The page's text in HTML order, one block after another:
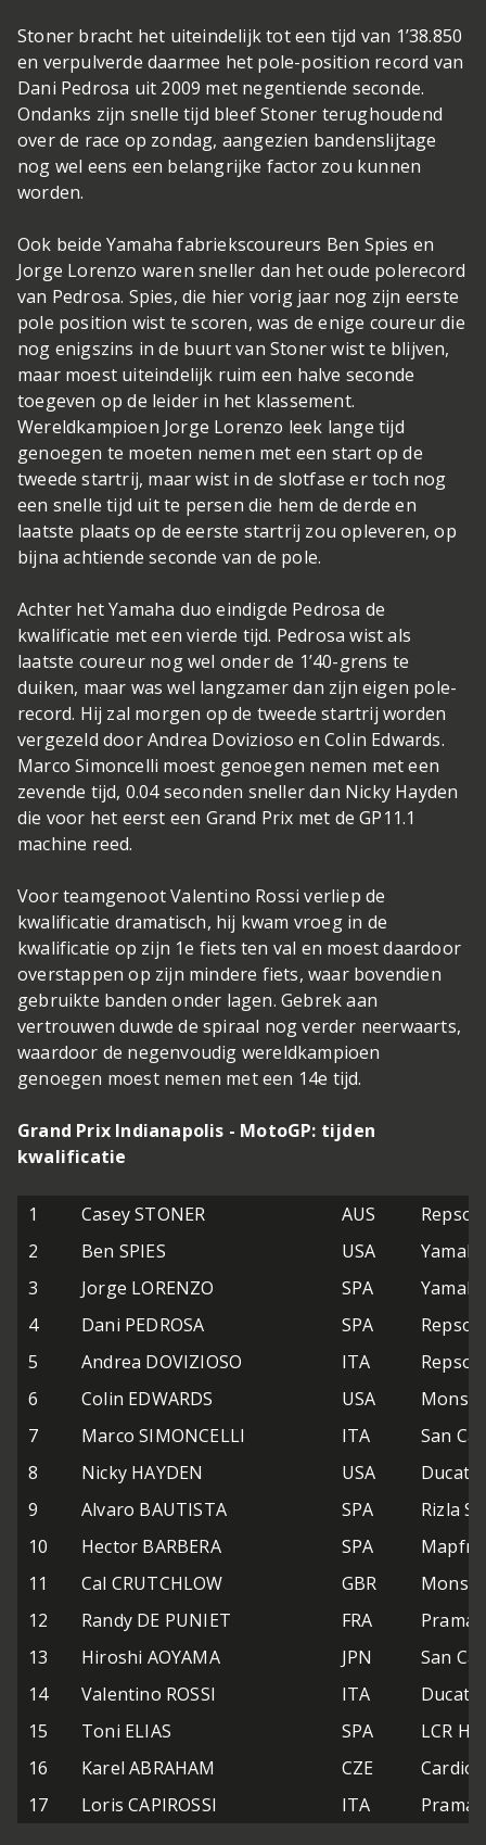
Stoner bracht het uiteindelijk tot een tijd van 1’38.850
en verpulverde daarmee het pole-position record van
Dani Pedrosa uit 2009 met negentiende seconde.
Ondanks zijn snelle tijd bleef Stoner terughoudend
over de race op zondag, aangezien bandenslijtage
nog wel eens een belangrijke factor zou kunnen
worden.
Ook beide Yamaha fabriekscoureurs Ben Spies en
Jorge Lorenzo waren sneller dan het oude polerecord
van Pedrosa. Spies, die hier vorig jaar nog zijn eerste
pole position wist te scoren, was de enige coureur die
nog enigszins in de buurt van Stoner wist te blijven,
maar moest uiteindelijk ruim een halve seconde
toegeven op de leider in het klassement.
Wereldkampioen Jorge Lorenzo leek lange tijd
genoegen te moeten nemen met een start op de
tweede startrij, maar wist in de slotfase er toch nog
een snelle tijd uit te persen die hem de derde en
laatste plaats op de eerste startrij zou opleveren, op
bijna achtiende seconde van de pole.
Achter het Yamaha duo eindigde Pedrosa de
kwalificatie met een vierde tijd. Pedrosa wist als
laatste coureur nog wel onder de 1’40-grens te
duiken, maar was wel langzamer dan zijn eigen pole-
record. Hij zal morgen op de tweede startrij worden
vergezeld door Andrea Dovizioso en Colin Edwards.
Marco Simoncelli moest genoegen nemen met een
zevende tijd, 0.04 seconden sneller dan Nicky Hayden
die voor het eerst een Grand Prix met de GP11.1
machine reed.
Voor teamgenoot Valentino Rossi verliep de
kwalificatie dramatisch, hij kwam vroeg in de
kwalificatie op zijn 1e fiets ten val en moest daardoor
overstappen op zijn mindere fiets, waar bovendien
gebruikte banden onder lagen. Gebrek aan
vertrouwen duwde de spiraal nog verder neerwaarts,
waardoor de negenvoudig wereldkampioen
genoegen moest nemen met een 14e tijd.
Grand Prix Indianapolis - MotoGP: tijden
kwalificatie
1 Casey STONER AUS
Repsol
2
Ben SPIES USA
3
Jorge LORENZO SPA
4
Dani PEDROSA SPA
Repsol
5
Andrea DOVIZIOSO ITA
Repsol
6
Colin EDWARDS USA
7
Marco SIMONCELLI ITA
San
8
Nicky HAYDEN USA
Ducati
9
Alvaro BAUTISTA SPA
Rizla
10
Hector BARBERA SPA
Mapfre
11
Cal CRUTCHLOW GBR
12
Randy DE PUNIET FRA
13
Hiroshi AOYAMA JPN
San
14
Valentino ROSSI ITA
Ducati
15
Toni ELIAS SPA
LCR
16
Karel ABRAHAM CZE
17
Loris CAPIROSSI ITA